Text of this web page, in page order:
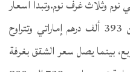
نوم وثلاث غرف نوم.وتبدأ أسعار
شقق الاستديو في هذا المشروع من 393 ألف درهم إماراتي وتتراوح
إلى 416 قدم مربع، بينما يصل سعر الشقق بغرفة